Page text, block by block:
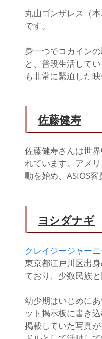
丸山ゴンザレス（
です。
身一つでコカイン
と、普段生活して
も非常に緊迫した
佐藤健寿
佐藤健寿さんは世
れています。アメ
動を始め、ASIOS
ヨシダナギ
クレイジージャー
東京都江戸川区出
ており、少数民族
幼少期はいじめに
ット掲示板に書き
掲載していた写真